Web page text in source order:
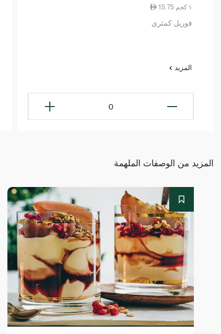
15.75 ١ كجم
فوريل كمثرى
المزيد
0
المزيد من الوصفات الملهمة